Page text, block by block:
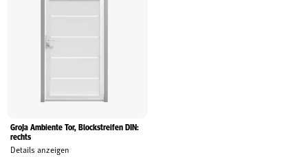
GroJa Ambiente Tor, Blockstreifen DIN:
rechts
Details anzeigen